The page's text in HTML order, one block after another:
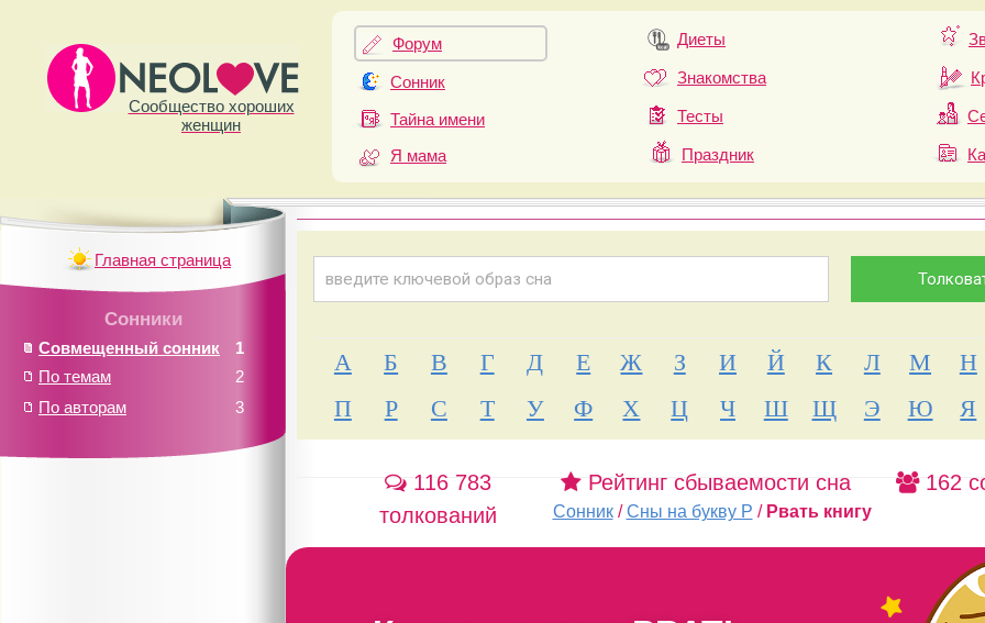
Сообщество хороших
женщин
Форум
Сонник
Тайна имени
Я мама
Диеты
Знакомства
Тесты
Праздник
А Б В Г Д Е Ж З И Й К Л М Н
П
Р С Т У Ф Х Ц Ч Ш Щ Э Ю Я
116 783
толкований
Рейтинг сбываемости сна 162
Сонник /Сны на букву Р / Рвать книгу
Главная страница
Сонники
1
Совмещенный сонник
2
По темам
3
По авторам